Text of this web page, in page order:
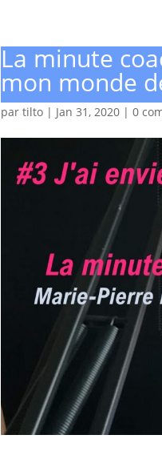
La minute
mon monde
par tilto| Jan 31, 2020| 0